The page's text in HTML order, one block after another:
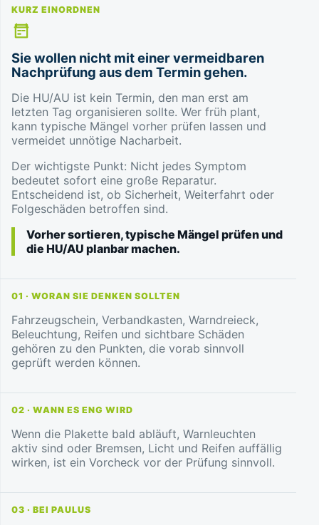
KURZ EINORDNEN
Sie wollen nicht mit einer vermeidbaren
Nachprüfung aus dem Termin gehen.
Die HU/AU ist kein Termin, den man erst am
letzten Tag organisieren sollte. Wer früh plant,
kann typische Mängel vorher prüfen lassen und
vermeidet unnötige Nacharbeit.
Der wichtigste Punkt: Nicht jedes Symptom
bedeutet sofort eine große Reparatur.
Entscheidend ist, ob Sicherheit, Weiterfahrt oder
Folgeschäden betroffen sind.
Vorher sortieren, typische Mängel prüfen und
die HU/AU planbar machen.
01 · WORAN SIE DENKEN SOLLTEN
Fahrzeugschein, Verbandkasten, Warndreieck,
Beleuchtung, Reifen und sichtbare Schäden
gehören zu den Punkten, die vorab sinnvoll
geprüft werden können.
02 · WANN ES ENG WIRD
Wenn die Plakette bald abläuft, Warnleuchten
aktiv sind oder Bremsen, Licht und Reifen auffällig
wirken, ist ein Vorcheck vor der Prüfung sinnvoll.
03 · BEI PAULUS